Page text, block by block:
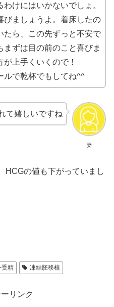
けにはいかないでしょ。
びましょうよ。着床したの
たら、この先ずっと不安で
まずは目の前のこと喜びま
が上手くいくので！
ルで乾杯でもしてね^^
妻
て嬉しいですね
の値も下がっていまし
受精 凍結胚移植
リンク